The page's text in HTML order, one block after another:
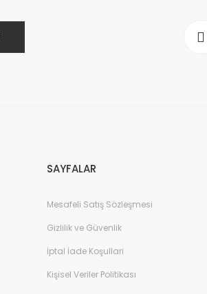
SAYFALAR
Mesafeli Satış Sözleşmesi
Gizlilik ve Güvenlik
İptal İade Koşullari
Kişisel Veriler Politikası